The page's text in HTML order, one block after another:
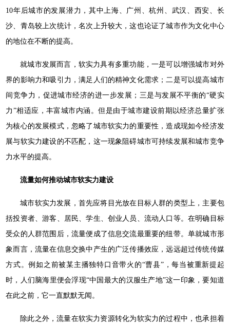
10年后城市的发展潜力，其中上海、广州、杭州、武汉、西安、长
沙、青岛较上次统计，名次上升较大，这也论证了城市作为文化中心
的地位在不断的提高。
就城市发展而言，软实力具有多重功能，一是可以增强城市对外
界的影响力和吸引力，满足人们的精神文化需求；二是可以提高城市
间竞争力，促进城市经济的进一步发展；三是与发展不平衡的“硬实
力”相适应，丰富城市内涵。但是由于城市建设前期以经济总量扩张
为核心的发展模式，忽略了城市软实力的重要性，造成现如今经济发
展与软实力建设的不匹配，这一现象阻碍城市可持续发展和城市竞争
力水平的提高。
流量如何推动城市软实力建设
城市软实力发展，首先应将目光放在目标人群的类型上，主要包
括投资者、游客、居民、学生、创业人员、流动人口等。在明确目标
受众的人群范围后，流量便成了信息交流最重要的纽带。单就城市形
象而言，流量在信息交换中产生的广泛传播效应，远远超过传统传媒
方式。例如之前被某主播独特口音带火的“曹县”，每当被重新提起
时，人们脑海里便会浮现“中国最大的汉服生产地”这一印象，要知道
在此之前，它一直默默无闻。
除此之外，流量在软实力资源转化为软实力的过程中，也承担着